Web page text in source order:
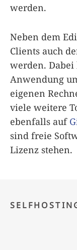
werden.
Neben dem
Clients auch
werden. Dabei
Anwendung
eigenen
viele weitere
ebenfalls auf
sind freie
Lizenz stehen.